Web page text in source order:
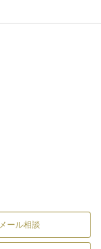
メール相談